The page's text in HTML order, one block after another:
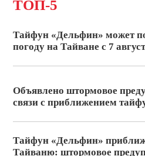
ТОП-5
Тайфун «Дельфин» может
погоду на Тайване с 7
Объявлено штормовое
связи с приближением
Тайфун «Дельфин»
Тайваню: штормовое